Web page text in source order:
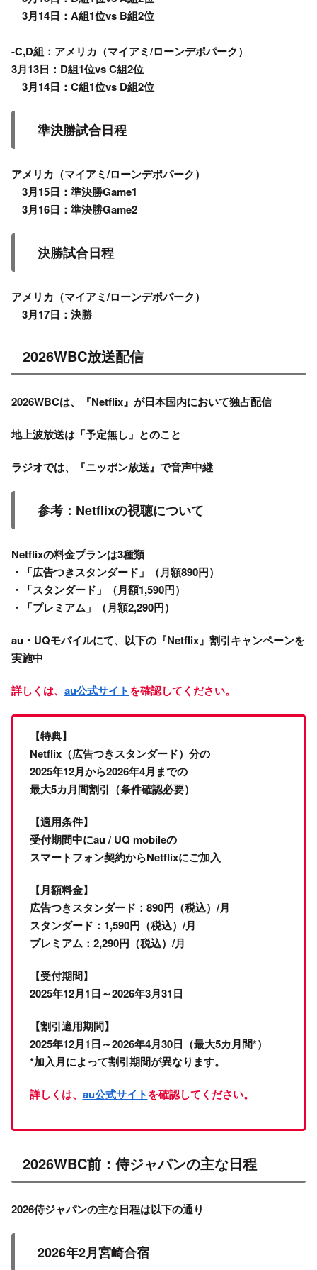
3月14日：A組1位vs B組2位
-C,D組：アメリカ（マイアミ/ローンデポパーク）
3月13日：D組1位vs C組2位
3月14日：C組1位vs D組2位
準決勝試合日程
アメリカ（マイアミ/ローンデポパーク）
3月15日：準決勝Game1
3月16日：準決勝Game2
決勝試合日程
アメリカ（マイアミ/ローンデポパーク）
3月17日：決勝
2026WBC放送配信
2026WBCは、『Netflix』が日本国内において独占配信
地上波放送は「予定無し」とのこと
ラジオでは、『ニッポン放送』で音声中継
参考：Netflixの視聴について
Netflixの料金プランは3種類
・「広告つきスタンダード」（月額890円）
・「スタンダード」（月額1,590円）
・「プレミアム」（月額2,290円）
au・UQモバイルにて、以下の『Netflix』割引キャンペーンを
実施中
詳しくは、 au公式サイトを確認してください。
【特典】
Netflix（広告つきスタンダード）分の
2025年12月から2026年4月までの
最大5カ月間割引（条件確認必要）
【適用条件】
受付期間中にau / UQ mobileの
スマートフォン契約からNetflixにご加入
【月額料金】
広告つきスタンダード：890円（税込）/月
スタンダード：1,590円（税込）/月
プレミアム：2,290円（税込）/月
【受付期間】
2025年12月1日～2026年3月31日
【割引適用期間】
2025年12月1日～2026年4月30日（最大5カ月間*）
*加入月によって割引期間が異なります。
詳しくは、 au公式サイトを確認してください。
2026WBC前：侍ジャパンの主な日程
2026侍ジャパンの主な日程は以下の通り
2026年2月宮崎合宿